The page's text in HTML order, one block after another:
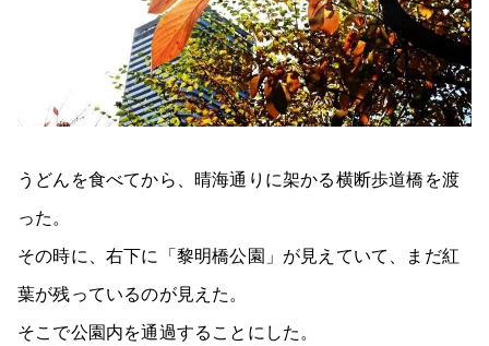
うどんを食べてから、晴海通りに架かる横断歩道橋を渡
った。
その時に、右下に「黎明橋公園」が見えていて、まだ紅
葉が残っているのが見えた。
そこで公園内を通過することにした。